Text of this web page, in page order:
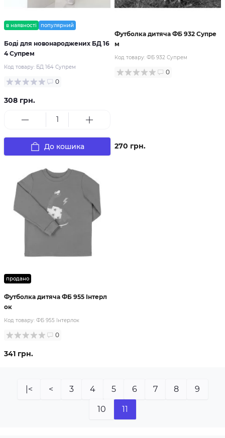
в наявності популярний
Боді для новонароджених БД 16
4 Супрем
Код товару: БД 164 Супрем
0
308 грн.
До кошика
Футболка дитяча ФБ 932 Супре
м
Код товару: ФБ 932 Супрем
0
270 грн.
продано
Футболка дитяча ФБ 955 Інтерл
ок
Код товару: ФБ 955 Інтерлок
0
341 грн.
|< < 3 4 5 6 7 8 9
10 11